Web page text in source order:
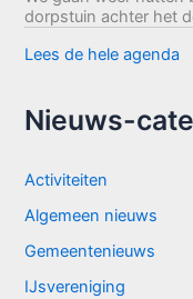
dorpstuin achter het
Lees de hele agenda
Nieuws-
Activiteiten
Algemeen nieuws
Gemeentenieuws
IJsvereniging